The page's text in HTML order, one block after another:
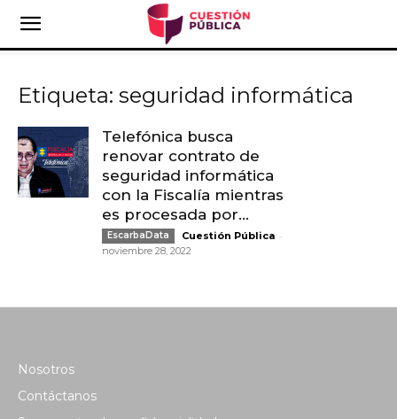
Etiqueta: seguridad informática
Telefónica busca
renovar contrato de
seguridad informática
con la Fiscalía mientras
es procesada por...
EscarbaData Cuestión Pública -
noviembre 28, 2022
Nosotros
Contáctanos